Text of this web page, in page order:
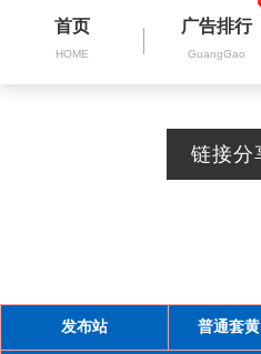
首页
HOME
广告排行
GuangGao
发布站 普通套黄